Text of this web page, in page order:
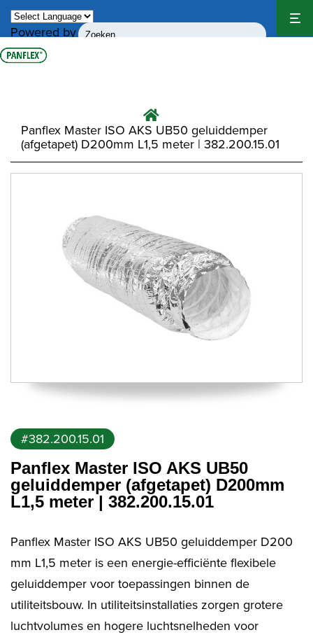
Powered by
Translate
Panflex Master ISO AKS UB50 geluiddemper
(afgetapet) D200mm L1,5 meter | 382.200.15.01
#382.200.15.01
Panflex Master ISO AKS UB50
geluiddemper (afgetapet) D200mm
L1,5 meter | 382.200.15.01
Panflex Master ISO AKS UB50 geluiddemper D200
mm L1,5 meter is een energie-efficiënte flexibele
geluiddemper voor toepassingen binnen de
utiliteitsbouw. In utiliteitsinstallaties zorgen grotere
luchtvolumes en hogere luchtsnelheden voor